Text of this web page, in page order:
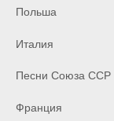
Польша
Италия
Песни Союза ССР
Франция